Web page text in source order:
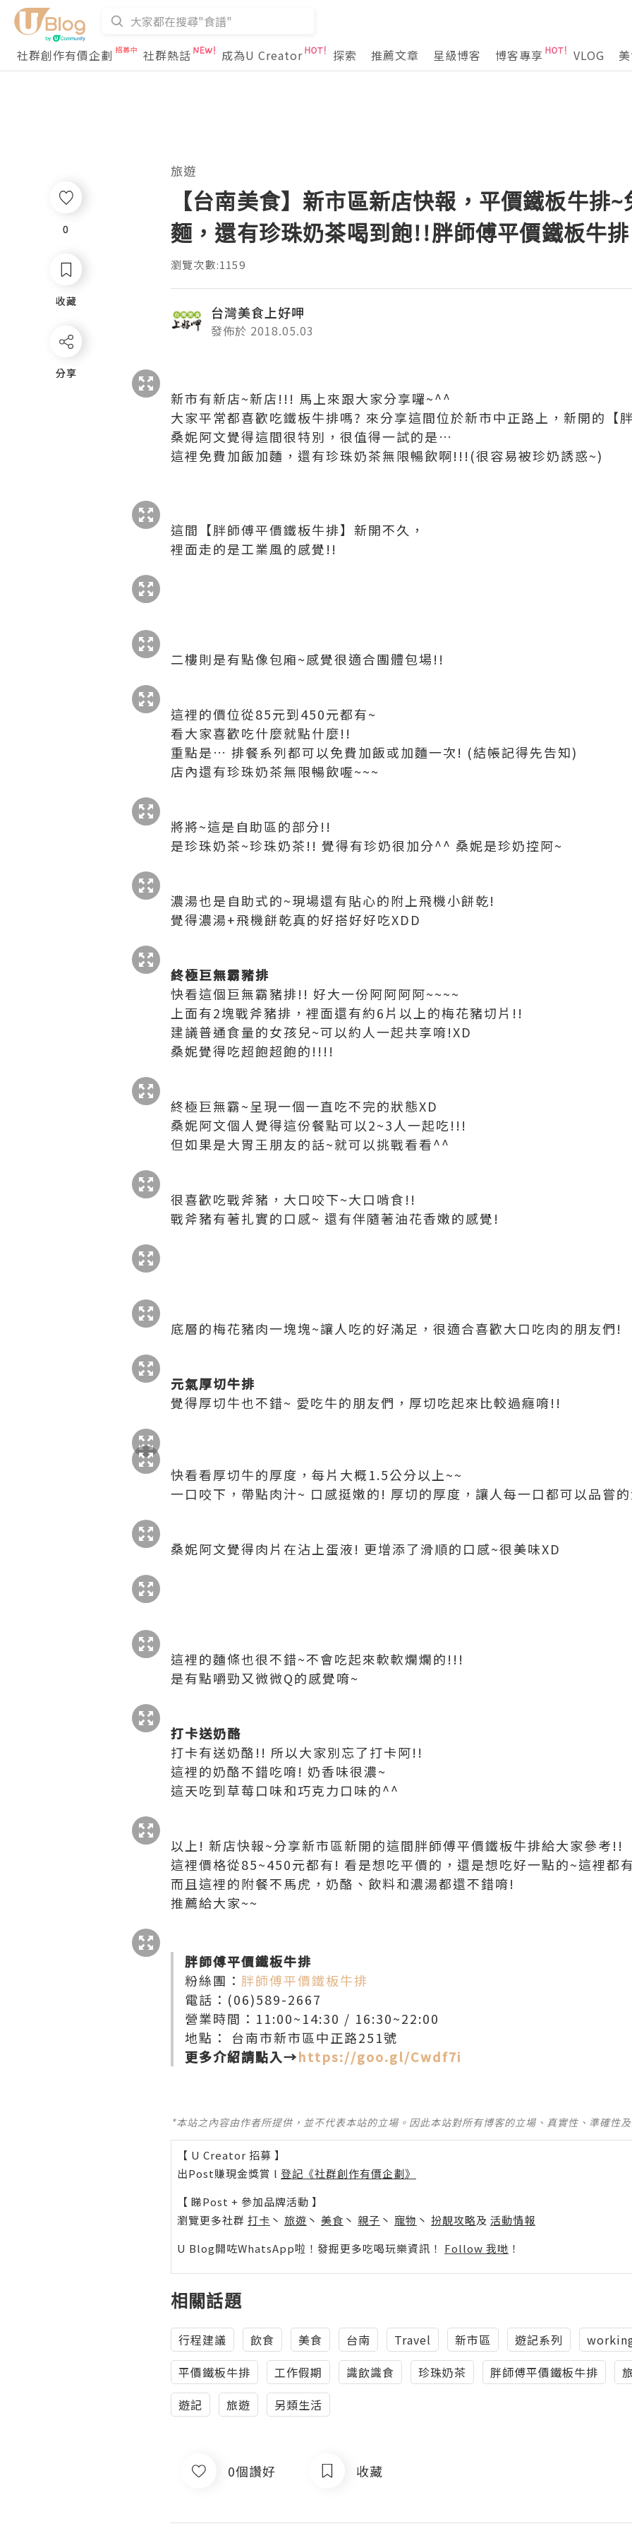
社群創作有價企劃 社群熱話 成為U Creator 探索 推薦文章 星級博客 博客專享 VLOG
0
收藏
分享
旅遊
【台南美食】新市區新店快報，平價鐵板牛排
麵，還有珍珠奶茶喝到飽!!胖師傅平價鐵板牛排
瀏覽次數:1159
台灣美食上好呷
發佈於 2018.05.03
新市有新店~新店!!! 馬上來跟大家分享囉~^^
大家平常都喜歡吃鐵板牛排嗎? 來分享這間位於新市中正路上，新開的【
桑妮阿文覺得這間很特別，很值得一試的是…
這裡免費加飯加麵，還有珍珠奶茶無限暢飲啊!!!(很容易被珍奶誘惑~)
這間【胖師傅平價鐵板牛排】新開不久，
裡面走的是工業風的感覺!!
二樓則是有點像包廂~感覺很適合團體包場!!
這裡的價位從85元到450元都有~
看大家喜歡吃什麼就點什麼!!
重點是… 排餐系列都可以免費加飯或加麵一次! (結帳記得先告知)
店內還有珍珠奶茶無限暢飲喔~~~
將將~這是自助區的部分!!
是珍珠奶茶~珍珠奶茶!! 覺得有珍奶很加分^^ 桑妮是珍奶控阿~
濃湯也是自助式的~現場還有貼心的附上飛機小餅乾!
覺得濃湯+飛機餅乾真的好搭好好吃XDD
終極巨無霸豬排
快看這個巨無霸豬排!! 好大一份阿阿阿阿~~~~
上面有2塊戰斧豬排，裡面還有約6片以上的梅花豬切片!!
建議普通食量的女孩兒~可以約人一起共享唷!XD
桑妮覺得吃超飽超飽的!!!!
終極巨無霸~呈現一個一直吃不完的狀態XD
桑妮阿文個人覺得這份餐點可以2~3人一起吃!!!
但如果是大胃王朋友的話~就可以挑戰看看^^
很喜歡吃戰斧豬，大口咬下~大口啃食!!
戰斧豬有著扎實的口感~ 還有伴隨著油花香嫩的感覺!
底層的梅花豬肉一塊塊~讓人吃的好滿足，很適合喜歡大口吃肉的朋友們!
元氣厚切牛排
覺得厚切牛也不錯~ 愛吃牛的朋友們，厚切吃起來比較過癮唷!!
快看看厚切牛的厚度，每片大概1.5公分以上~~
一口咬下，帶點肉汁~ 口感挺嫩的! 厚切的厚度，讓人每一口都可以品嘗
桑妮阿文覺得肉片在沾上蛋液! 更增添了滑順的口感~很美味XD
這裡的麵條也很不錯~不會吃起來軟軟爛爛的!!!
是有點嚼勁又微微Q的感覺唷~
打卡送奶酪
打卡有送奶酪!! 所以大家別忘了打卡阿!!
這裡的奶酪不錯吃唷! 奶香味很濃~
這天吃到草莓口味和巧克力口味的^^
以上! 新店快報~分享新市區新開的這間胖師傅平價鐵板牛排給大家參考!!
這裡價格從85~450元都有! 看是想吃平價的，還是想吃好一點的~這裡都
而且這裡的附餐不馬虎，奶酪、飲料和濃湯都還不錯唷!
推薦給大家~~
胖師傅平價鐵板牛排
粉絲團： 胖師傅平價鐵板牛排
電話：(06)589-2667
營業時間：11:00~14:30 / 16:30~22:00
地點： 台南市新市區中正路251號
更多介紹請點入→https://goo.gl/Cwdf7i
*本站之內容由作者所提供，並不代表本站的立場。因此本站對所有博客的立場、真實性、準確性
【 U Creator 招募 】
出Post賺現金獎賞 l 登記《社群創作有價企劃》
【 睇Post + 參加品牌活動 】
瀏覽更多社群 打卡 丶 旅遊 丶 美食 丶 親子 丶 寵物 丶 扮靚攻略及 活動情報
U Blog開咗WhatsApp啦！發掘更多吃喝玩樂資訊！ Follow 我哋 ！
相關話題
行程建議 飲食 美食 台南 Travel 新市區 遊記系列
平價鐵板牛排
工作假期 識飲識食 珍珠奶茶 胖師傅平價鐵板牛排
遊記
旅遊 另類生活
0個讚好 收藏
0
收藏
分享